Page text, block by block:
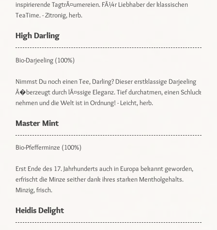
inspirierende TagtrÃ¤umereien. FÃ¼r Liebhaber der klassischen
TeaTime. - Zitronig, herb.
High Darling
Bio-Darjeeling (100%)
Nimmst Du noch einen Tee, Darling? Dieser erstklassige Darjeeling
Ã�berzeugt durch lÃ¤ssige Eleganz. Tief durchatmen, einen Schluck
nehmen und die Welt ist in Ordnung! - Leicht, herb.
Master Mint
Bio-Pfefferminze (100%)
Erst Ende des 17. Jahrhunderts auch in Europa bekannt geworden,
erfrischt die Minze seither dank ihres starken Mentholgehalts.
Minzig, frisch.
Heidis Delight